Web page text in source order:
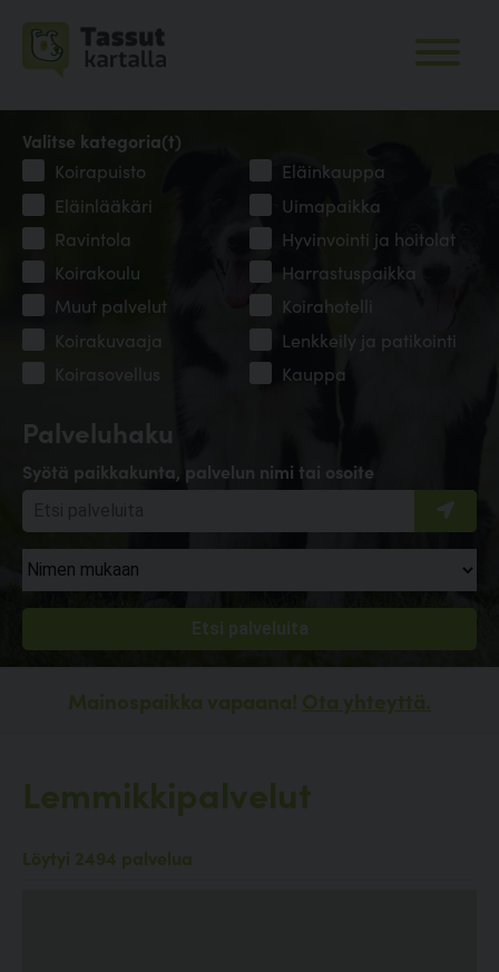
Palveluhaku
Syötä paikkakunta, palvelun nimi tai osoite
Valitse kategoria(t)
Koirapuisto
Eläinkauppa
Eläinlääkäri
Uimapaikka
Ravintola
Hyvinvointi ja hoitolat
Koirakoulu
Harrastuspaikka
Muut palvelut
Koirahotelli
Koirakuvaaja
Lenkkeily ja patikointi
Koirasovellus
Kauppa
Mainospaikka vapaana! Ota yhteyttä.
Lemmikkipalvelut
Löytyi 2494 palvelua